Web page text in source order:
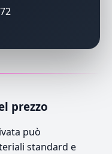
prezzo
può
standard e